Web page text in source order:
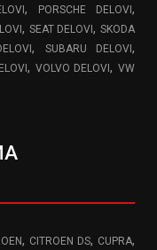
, PORSCHE DELOVI ,
, SEAT DELOVI, SKODA
, SUBARU DELOVI,
, VOLVO DELOVI, VW
, CITROEN DS, CUPRA,